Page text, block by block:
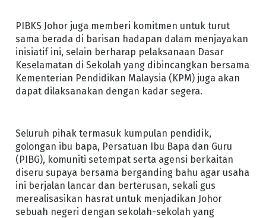
PIBKS Johor juga memberi komitmen untuk turut
sama berada di barisan hadapan dalam menjayakan
inisiatif ini, selain berharap pelaksanaan Dasar
Keselamatan di Sekolah yang dibincangkan bersama
Kementerian Pendidikan Malaysia (KPM) juga akan
dapat dilaksanakan dengan kadar segera.
Seluruh pihak termasuk kumpulan pendidik,
golongan ibu bapa, Persatuan Ibu Bapa dan Guru
(PIBG), komuniti setempat serta agensi berkaitan
diseru supaya bersama berganding bahu agar usaha
ini berjalan lancar dan berterusan, sekali gus
merealisasikan hasrat untuk menjadikan Johor
sebuah negeri dengan sekolah-sekolah yang